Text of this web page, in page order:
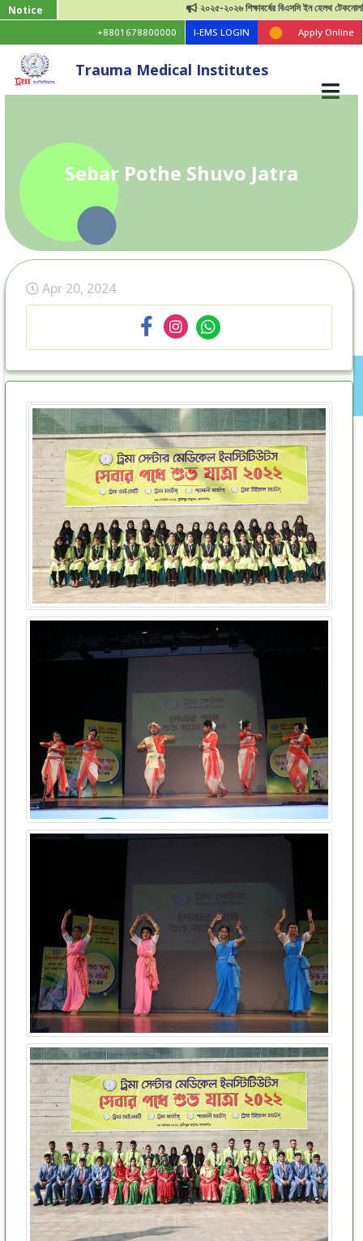
Notice ২০২৫-২০২৬ শিক্ষাবর্ষের বিএসসি ইন হেলথ টেকনোলজি ভর্তি
+8801678800000 I-EMS LOGIN Apply Online
Trauma Medical Institutes
⁠Sebar Pothe Shuvo Jatra
Apr 20, 2024